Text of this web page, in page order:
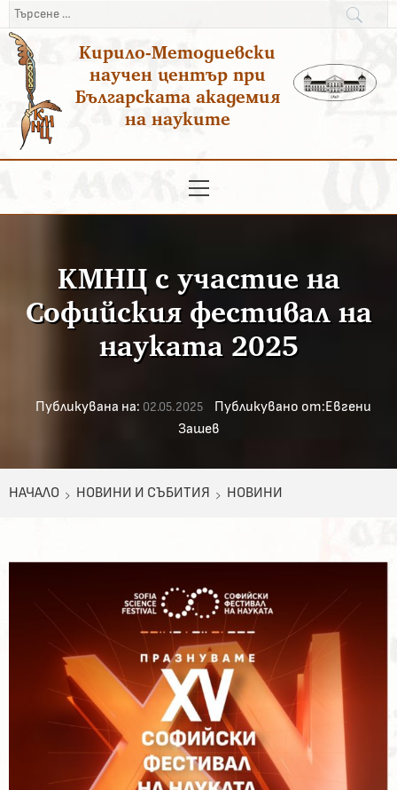
Преминаване
към
съдържанието
Търсене
за:
Кирило-Методиевски
научен център при
Българската академия
на науките
меню
КМНЦ с участие на
Софийския фестивал на
науката 2025
Публикувана на: 02.05.2025 Публикувано от:Евгени
Зашев
НАЧАЛО НОВИНИ И СЪБИТИЯ НОВИНИ